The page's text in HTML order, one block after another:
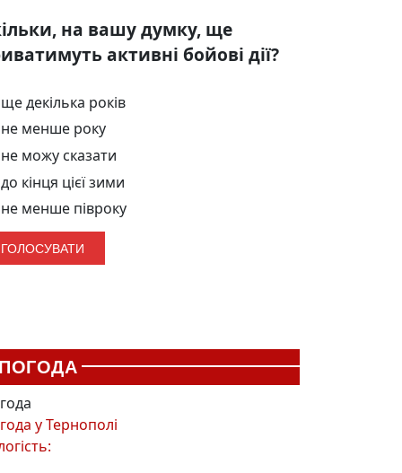
на вашу думку, ще
активні бойові дії?
ще декілька років
не менше року
не можу сказати
до кінця цієї зими
не менше півроку
ПОГОДА
уТернополі